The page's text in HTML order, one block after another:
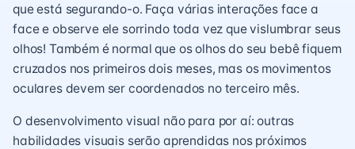
que está segurando-o. Faça várias interações face a
face e observe ele sorrindo toda vez que vislumbrar seus
olhos! Também é normal que os olhos do seu bebê fiquem
cruzados nos primeiros dois meses, mas os movimentos
oculares devem ser coordenados no terceiro mês.
O desenvolvimento visual não para por aí: outras
habilidades visuais serão aprendidas nos próximos